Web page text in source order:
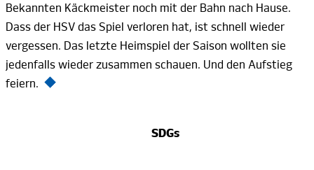
Bekannten Käckmeister noch mit der Bahn nach Hause.
Dass der HSV das Spiel verloren hat, ist schnell wieder
vergessen. Das letzte Heimspiel der Saison wollten sie
jedenfalls wieder zusammen schauen. Und den Aufstieg
feiern.